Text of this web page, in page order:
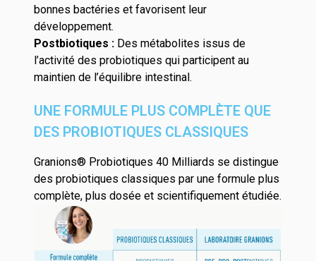
bonnes bactéries et favorisent leur
développement.
Postbiotiques : Des métabolites issus de
l’activité des probiotiques qui participent au
maintien de l’équilibre intestinal.
UNE FORMULE PLUS COMPLÈTE QUE
DES PROBIOTIQUES CLASSIQUES
Granions® Probiotiques 40 Milliards se distingue
des probiotiques classiques par une formule plus
complète, plus dosée et scientifiquement étudiée.